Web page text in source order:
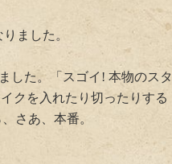
ました。
した。「スゴイ! 本物のスタ
クを入れたり切ったりする
さあ、本番。